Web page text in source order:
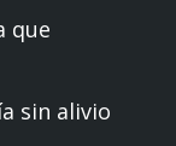
que
sin alivio